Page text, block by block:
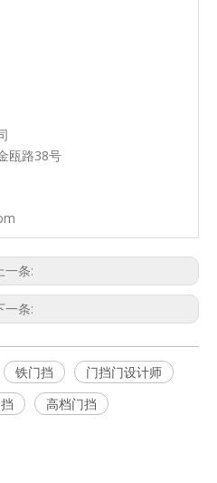
瓯路38号
一条:
一条:
铁门挡
门挡门设计师
高档门挡